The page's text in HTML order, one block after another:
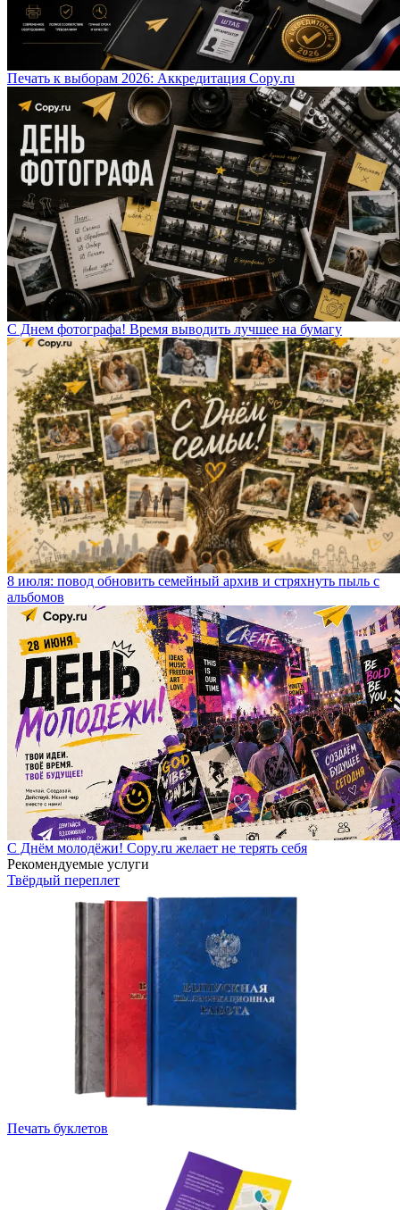
Печать к выборам 2026: Аккредитация Copy.ru
С Днем фотографа! Время выводить лучшее на бумагу
8 июля: повод обновить семейный архив и стряхнуть пыль с
альбомов
С Днём молодёжи! Copy.ru желает не терять себя
Рекомендуемые услуги
Твёрдый переплет
Печать буклетов